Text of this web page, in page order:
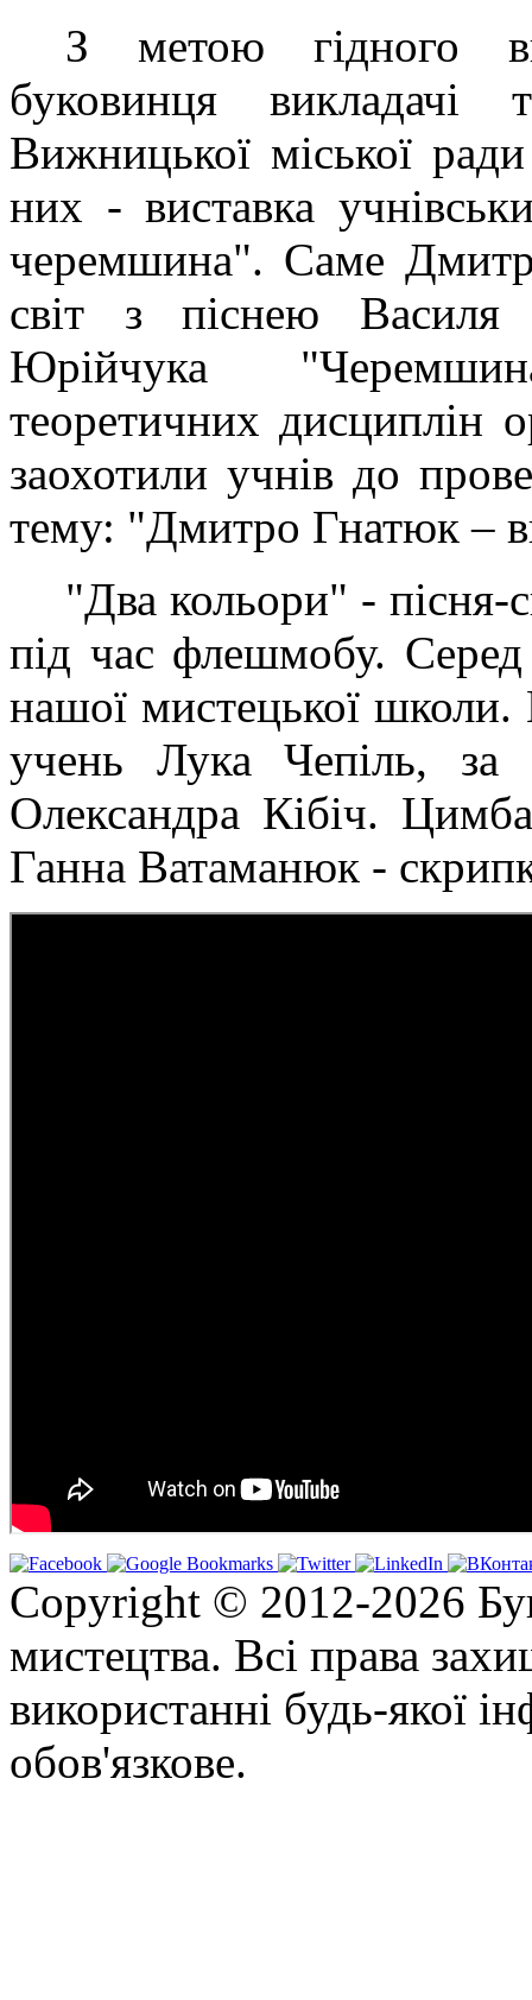
З метою гідного
буковинця
Вижницької міської
них - виставка
черемшина". Саме
світ з піснею
Юрійчука
теоретичних дисциплін
заохотили учнів до
тему: "Дмитро Гнатюк –
"Два кольори" - пісня-
під час флешмобу. Серед
нашої мистецької школи.
учень Лука Чепіль, за
Олександра Кібіч.
Ганна Ватаманюк -
Copyright © 2012-2026
мистецтва. Всі права
використанні будь-якої
обов'язкове.